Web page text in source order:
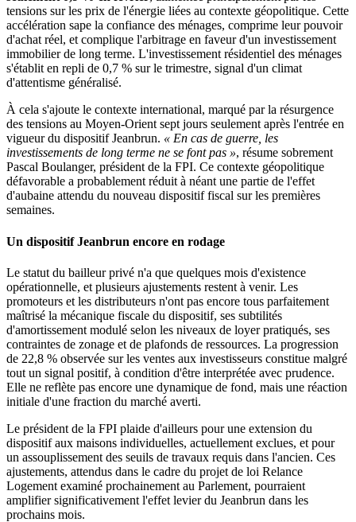
tensions sur les prix de l'énergie liées au contexte géopolitique. Cette
accélération sape la confiance des ménages, comprime leur pouvoir
d'achat réel, et complique l'arbitrage en faveur d'un investissement
immobilier de long terme. L'investissement résidentiel des ménages
s'établit en repli de 0,7 % sur le trimestre, signal d'un climat
d'attentisme généralisé.
À cela s'ajoute le contexte international, marqué par la résurgence
des tensions au Moyen-Orient sept jours seulement après l'entrée en
vigueur du dispositif Jeanbrun. « En cas de guerre, les
investissements de long terme ne se font pas », résume sobrement
Pascal Boulanger, président de la FPI. Ce contexte géopolitique
défavorable a probablement réduit à néant une partie de l'effet
d'aubaine attendu du nouveau dispositif fiscal sur les premières
semaines.
Un dispositif Jeanbrun encore en rodage
Le statut du bailleur privé n'a que quelques mois d'existence
opérationnelle, et plusieurs ajustements restent à venir. Les
promoteurs et les distributeurs n'ont pas encore tous parfaitement
maîtrisé la mécanique fiscale du dispositif, ses subtilités
d'amortissement modulé selon les niveaux de loyer pratiqués, ses
contraintes de zonage et de plafonds de ressources. La progression
de 22,8 % observée sur les ventes aux investisseurs constitue malgré
tout un signal positif, à condition d'être interprétée avec prudence.
Elle ne reflète pas encore une dynamique de fond, mais une réaction
initiale d'une fraction du marché averti.
Le président de la FPI plaide d'ailleurs pour une extension du
dispositif aux maisons individuelles, actuellement exclues, et pour
un assouplissement des seuils de travaux requis dans l'ancien. Ces
ajustements, attendus dans le cadre du projet de loi Relance
Logement examiné prochainement au Parlement, pourraient
amplifier significativement l'effet levier du Jeanbrun dans les
prochains mois.